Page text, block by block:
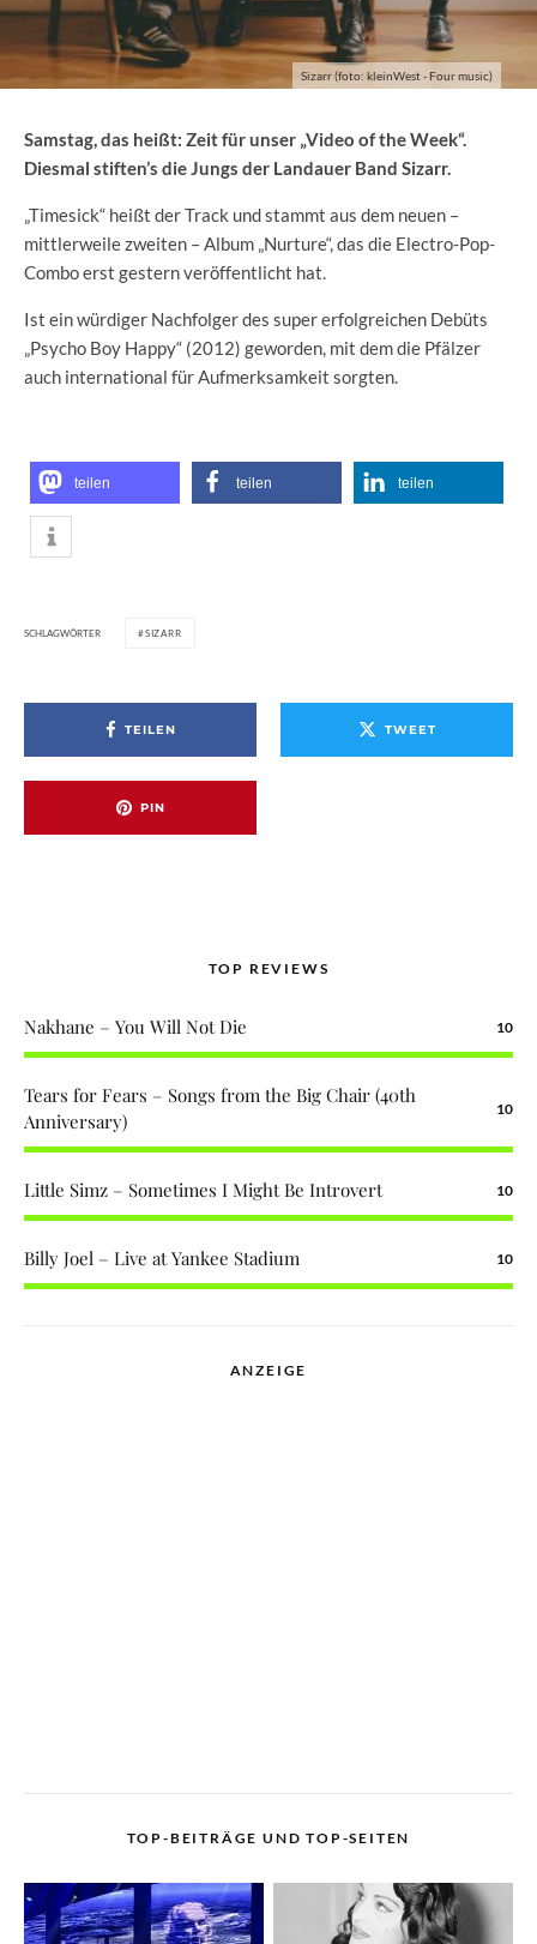
Sizarr (foto: kleinWest - Four music)
Samstag, das heißt: Zeit für unser „Video of the Week“.
Diesmal stiften’s die Jungs der Landauer Band Sizarr.
„Timesick“ heißt der Track und stammt aus dem neuen –
mittlerweile zweiten – Album „Nurture“, das die Electro-Pop-
Combo erst gestern veröffentlicht hat.
Ist ein würdiger Nachfolger des super erfolgreichen Debüts
„Psycho Boy Happy“ (2012) geworden, mit dem die Pfälzer
auch international für Aufmerksamkeit sorgten.
teilen teilen teilen
SCHLAGWÖRTER SIZARR
TEILEN TWEET
PIN
TOP REVIEWS
Nakhane – You Will Not Die 10
Tears for Fears – Songs from the Big Chair (40th
Anniversary)
10
Little Simz – Sometimes I Might Be Introvert 10
Billy Joel – Live at Yankee Stadium 10
ANZEIGE
TOP-BEITRÄGE UND TOP-SEITEN